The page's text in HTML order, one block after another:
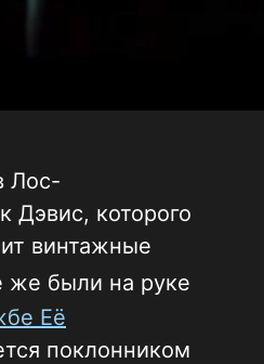
Лос-
Дэвис, которого
винтажные
же были на руке
Её
поклонником